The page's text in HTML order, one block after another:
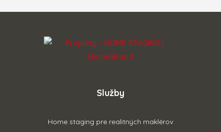
Služby
Home staging pre realitných maklérov